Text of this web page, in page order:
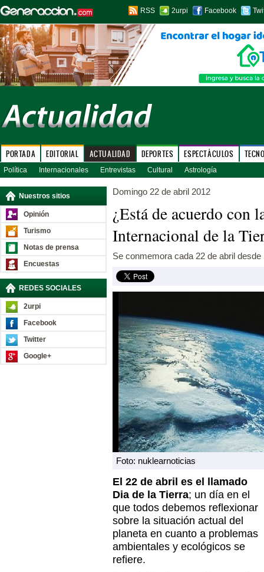
RSS 2urpi Facebook
PORTADA EDITORIAL ACTUALIDAD DEPORTES ESPECTÁCULOS
Política Internacionales Entrevistas Cultural Astrología
Nuestros sitios
Opinión
Turismo
Notas de prensa
Encuestas
REDES SOCIALES
2urpi
Facebook
Twitter
Google+
Domingo 22 de abril 2012
¿Está de acuerdo con
Internacional de la
Se conmemora cada 22 de abril desde
Foto: nuklearnoticias
El 22 de abril es el llamado
Dia de la Tierra; un día en el
que todos debemos reflexionar
sobre la situación actual del
planeta en cuanto a problemas
ambientales y ecológicos se
refiere.